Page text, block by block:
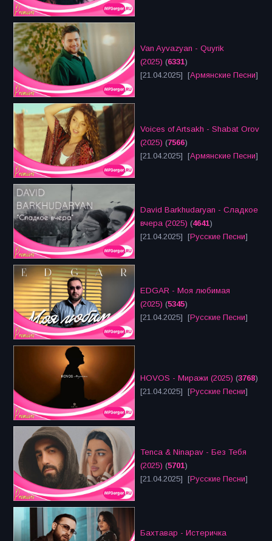
Van Ayvazyan - Quyrik
(2025) (6331)
[21.04.2025] [Армянские Песни]
Voices of Artsakh - Shabat Orov
(2025) (7566)
[21.04.2025] [Армянские Песни]
David Barkhudaryan - Сладкое
вчера (2025) (4641)
[21.04.2025] [Русские Песни]
EDGAR - Моя любимая
(2025) (5345)
[21.04.2025] [Русские Песни]
HOVOS - Миражи (2025) (3768)
[21.04.2025] [Русские Песни]
Tenca & Ninapav - Без Тебя
(2025) (5701)
[21.04.2025] [Русские Песни]
Бахтавар - Истеричка